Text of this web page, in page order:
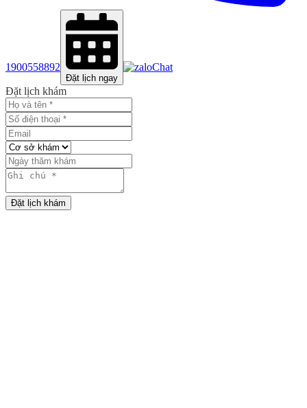
1900558892
Đặt lịch ngay
Chat
Đặt lịch khám
Đặt lịch khám